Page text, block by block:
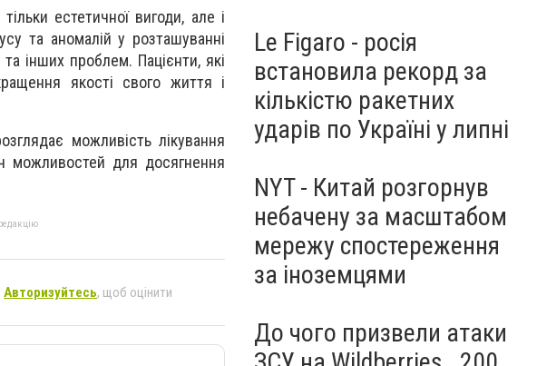
естетичної вигоди, але і
та аномалій у розташуванні
інших проблем. Пацієнти, які
якості свого життя і
можливість лікування
можливостей для досягнення
Авторизуйтесь, щоб оцінити
Le Figaro - росія
встановила рекорд за
кількістю ракетних
ударів по Україні у липні
NYT - Китай розгорнув
небачену за масштабом
мережу спостереження
за іноземцями
До чого призвели атаки